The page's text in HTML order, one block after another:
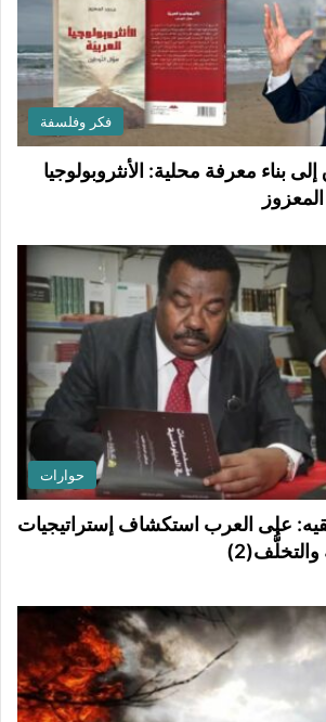
فكر وفلسفة
بناء معرفة محلية: الأنثروبولوجيا
حوارات
على العرب استكشاف إستراتيجيات